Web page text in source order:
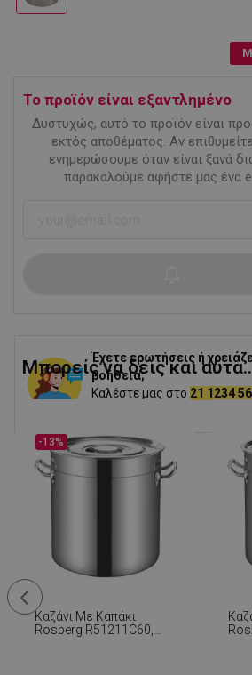
Έχετε ερωτήσεις ή
βοήθεια;
Καλέστε μας στο 21 1234
Το προϊόν είναι εξαντλημένο
Δυστυχώς, αυτό το προϊόν είναι
εκτός αποθέματος. Αν
ενημερώσουμε όταν είναι ξανά
παρακαλούμε αφήστε μας ένα
Μπορείς να δεις και
Καζάνι Με Καπάκι
Rosberg R51211C60,
-13%